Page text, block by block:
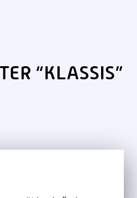
“KLASSIS”